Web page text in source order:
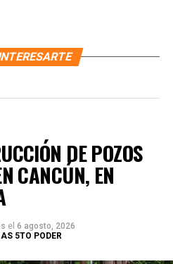
DE POZOS
CANCÚN, EN
el 6 agosto, 2026
5TO PODER